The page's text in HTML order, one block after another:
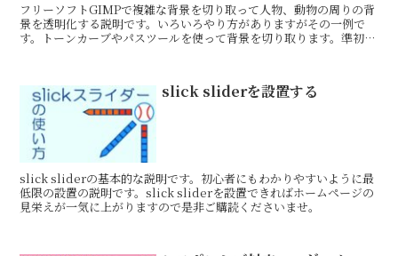
フリーソフトGIMPで複雑な背景を切り取って人物、動物の周りの背
景を透明化する説明です。いろいろやり方がありますがその一例で
す。トーンカーブやパスツールを使って背景を切り取ります。準初級
slick sliderを設置する
slick sliderの基本的な説明です。初心者にもわかりやすいように最
低限の設置の説明です。slick sliderを設置できればホームページの
見栄えが一気に上がりますので是非ご購読くださいませ。